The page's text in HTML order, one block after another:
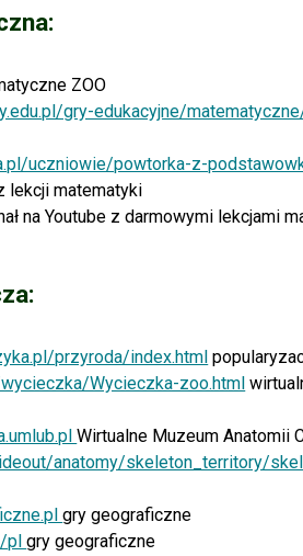
ZOO
gry-edukacyjne/
uczniowie/powtorka-z-
lekcji matematyki
na Youtube z darmowymi lekcjami
przyroda/index.html p
Wycieczka-zoo.html
Wirtualne Muzeum Anatomii
anatomy/skeleton_territory/
gry geograficzne
plgry geograficzne